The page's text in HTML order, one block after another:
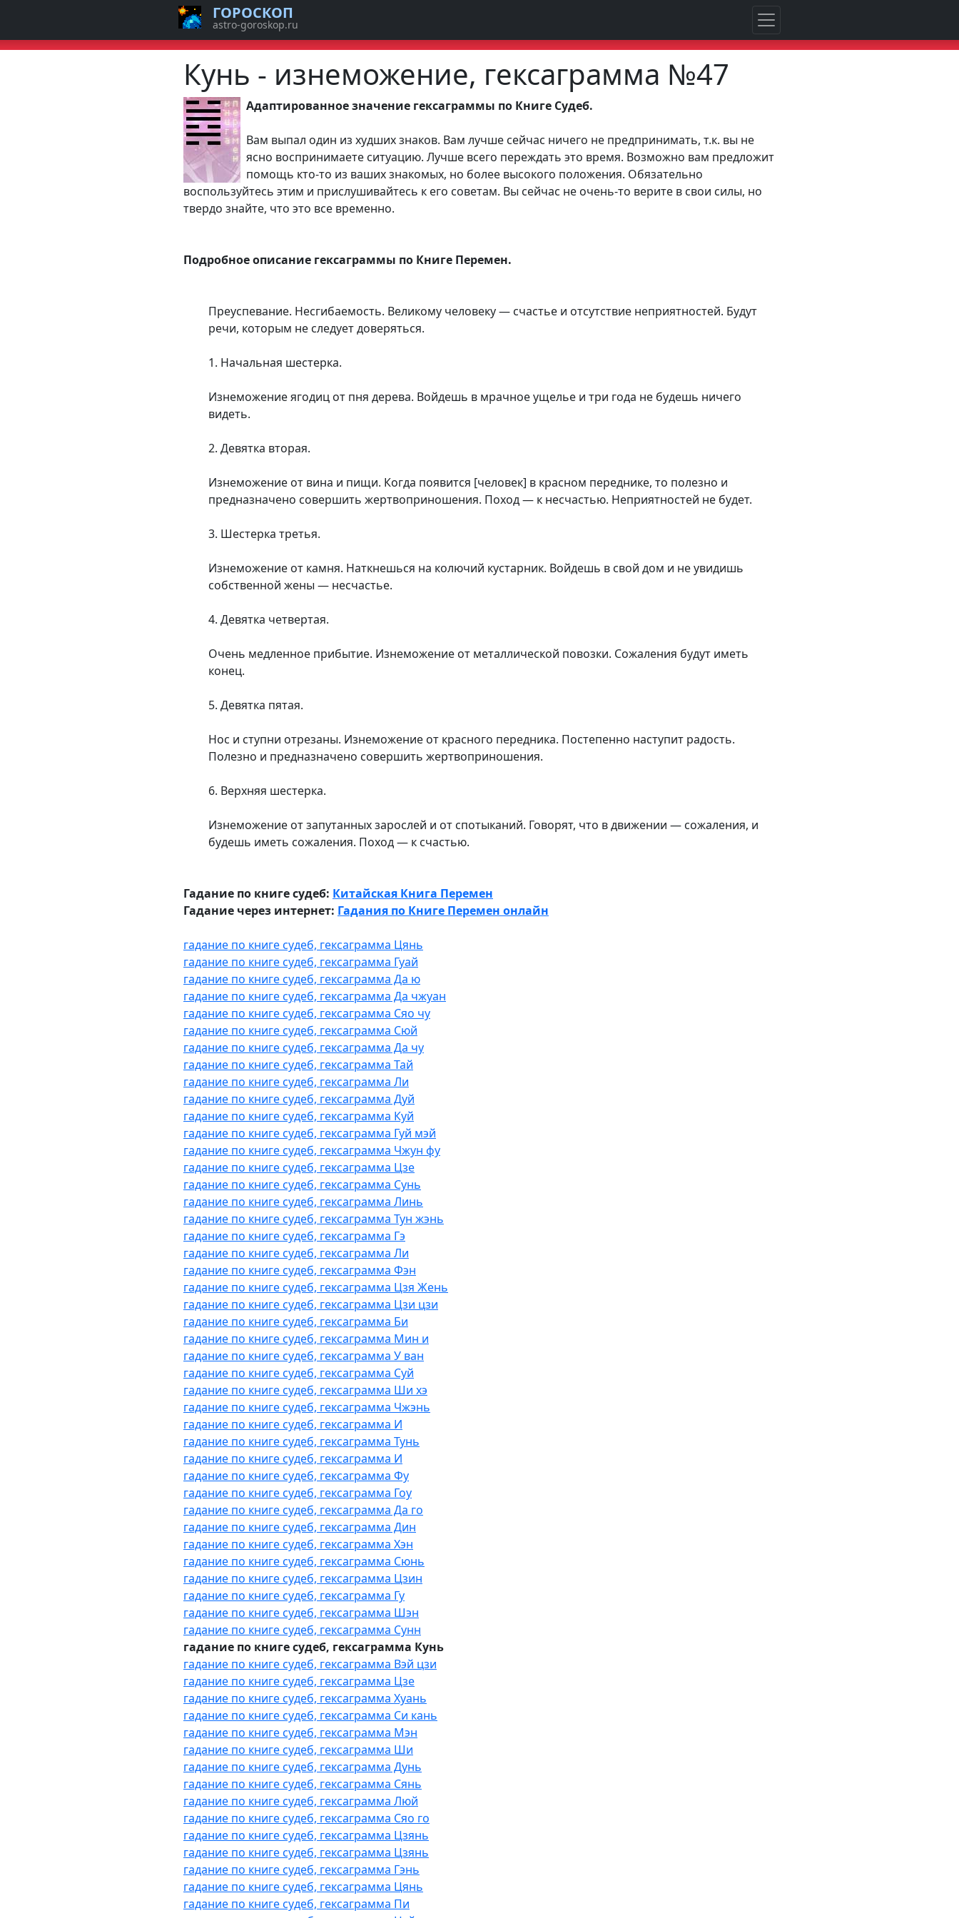
Кунь - изнеможение, гексаграмма №47
Адаптированное значение гексаграммы по Книге Судеб.
Вам выпал один из худших знаков. Вам лучше сейчас ничего не предпринимать, т.к. вы не
ясно воспринимаете ситуацию. Лучше всего переждать это время. Возможно вам предложит
помощь кто-то из ваших знакомых, но более высокого положения. Обязательно
воспользуйтесь этим и прислушивайтесь к его советам. Вы сейчас не очень-то верите в свои силы, но
твердо знайте, что это все временно.
Подробное описание гексаграммы по Книге Перемен.
Преуспевание. Несгибаемость. Великому человеку — счастье и отсутствие неприятностей. Будут
речи, которым не следует доверяться.
1. Начальная шестерка.
Изнеможение ягодиц от пня дерева. Войдешь в мрачное ущелье и три года не будешь ничего
видеть.
2. Девятка вторая.
Изнеможение от вина и пищи. Когда появится [человек] в красном переднике, то полезно и
предназначено совершить жертвоприношения. Поход — к несчастью. Неприятностей не будет.
3. Шестерка третья.
Изнеможение от камня. Наткнешься на колючий кустарник. Войдешь в свой дом и не увидишь
собственной жены — несчастье.
4. Девятка четвертая.
Очень медленное прибытие. Изнеможение от металлической повозки. Сожаления будут иметь
конец.
5. Девятка пятая.
Нос и ступни отрезаны. Изнеможение от красного передника. Постепенно наступит радость.
Полезно и предназначено совершить жертвоприношения.
6. Верхняя шестерка.
Изнеможение от запутанных зарослей и от спотыканий. Говорят, что в движении — сожаления, и
будешь иметь сожаления. Поход — к счастью.
Гадание по книге судеб: Китайская Книга Перемен
Гадание через интернет: Гадания по Книге Перемен онлайн
гадание по книге судеб, гексаграмма Цянь
гадание по книге судеб, гексаграмма Гуай
гадание по книге судеб, гексаграмма Да ю
гадание по книге судеб, гексаграмма Да чжуан
гадание по книге судеб, гексаграмма Сяо чу
гадание по книге судеб, гексаграмма Сюй
гадание по книге судеб, гексаграмма Да чу
гадание по книге судеб, гексаграмма Тай
гадание по книге судеб, гексаграмма Ли
гадание по книге судеб, гексаграмма Дуй
гадание по книге судеб, гексаграмма Куй
гадание по книге судеб, гексаграмма Гуй мэй
гадание по книге судеб, гексаграмма Чжун фу
гадание по книге судеб, гексаграмма Цзе
гадание по книге судеб, гексаграмма Сунь
гадание по книге судеб, гексаграмма Линь
гадание по книге судеб, гексаграмма Тун жэнь
гадание по книге судеб, гексаграмма Гэ
гадание по книге судеб, гексаграмма Ли
гадание по книге судеб, гексаграмма Фэн
гадание по книге судеб, гексаграмма Цзя Жень
гадание по книге судеб, гексаграмма Цзи цзи
гадание по книге судеб, гексаграмма Би
гадание по книге судеб, гексаграмма Мин и
гадание по книге судеб, гексаграмма У ван
гадание по книге судеб, гексаграмма Суй
гадание по книге судеб, гексаграмма Ши хэ
гадание по книге судеб, гексаграмма Чжэнь
гадание по книге судеб, гексаграмма И
гадание по книге судеб, гексаграмма Тунь
гадание по книге судеб, гексаграмма И
гадание по книге судеб, гексаграмма Фу
гадание по книге судеб, гексаграмма Гоу
гадание по книге судеб, гексаграмма Да го
гадание по книге судеб, гексаграмма Дин
гадание по книге судеб, гексаграмма Хэн
гадание по книге судеб, гексаграмма Сюнь
гадание по книге судеб, гексаграмма Цзин
гадание по книге судеб, гексаграмма Гу
гадание по книге судеб, гексаграмма Шэн
гадание по книге судеб, гексаграмма Сунн
гадание по книге судеб, гексаграмма Кунь
гадание по книге судеб, гексаграмма Вэй цзи
гадание по книге судеб, гексаграмма Цзе
гадание по книге судеб, гексаграмма Хуань
гадание по книге судеб, гексаграмма Си кань
гадание по книге судеб, гексаграмма Мэн
гадание по книге судеб, гексаграмма Ши
гадание по книге судеб, гексаграмма Дунь
гадание по книге судеб, гексаграмма Сянь
гадание по книге судеб, гексаграмма Люй
гадание по книге судеб, гексаграмма Сяо го
гадание по книге судеб, гексаграмма Цзянь
гадание по книге судеб, гексаграмма Цзянь
гадание по книге судеб, гексаграмма Гэнь
гадание по книге судеб, гексаграмма Цянь
гадание по книге судеб, гексаграмма Пи
ГОРОСКОП
astro-goroskop.ru